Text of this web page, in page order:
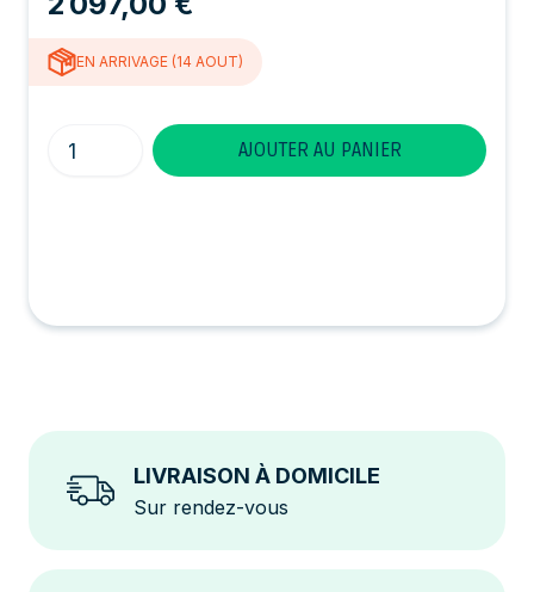
EN ARRIVAGE (14 AOUT)
Quantité
AJOUTER AU PANIER
LIVRAISON À DOMICILE
Sur rendez-vous